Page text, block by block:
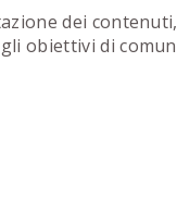
dei
obiettivi di